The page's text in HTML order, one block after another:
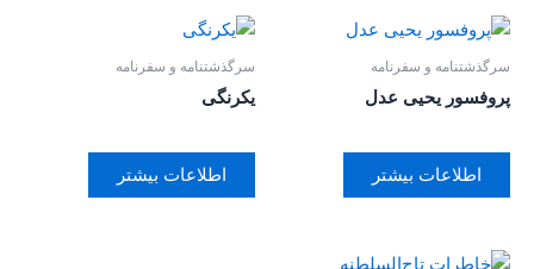
سرگذشتنامه و سفرنامه
پروفسور یحیی عدل
اطلاعات بیشتر
سرگذشتنامه و سفرنامه
یکرنگی
اطلاعات بیشتر